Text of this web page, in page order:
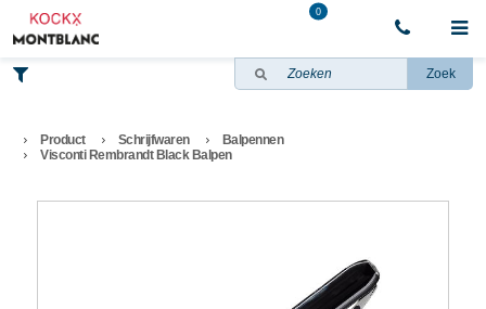
0
Zoek
Product Schrijfwaren
Balpennen
Visconti Rembrandt Black Balpen